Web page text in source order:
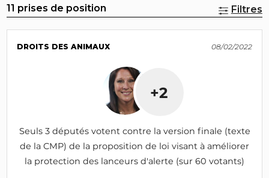
11 prises de position Filtres
DROITS DES ANIMAUX 08/02/2022
+2
Seuls 3 députés votent contre la version finale (texte
de la CMP) de la proposition de loi visant à améliorer
la protection des lanceurs d'alerte (sur 60 votants)